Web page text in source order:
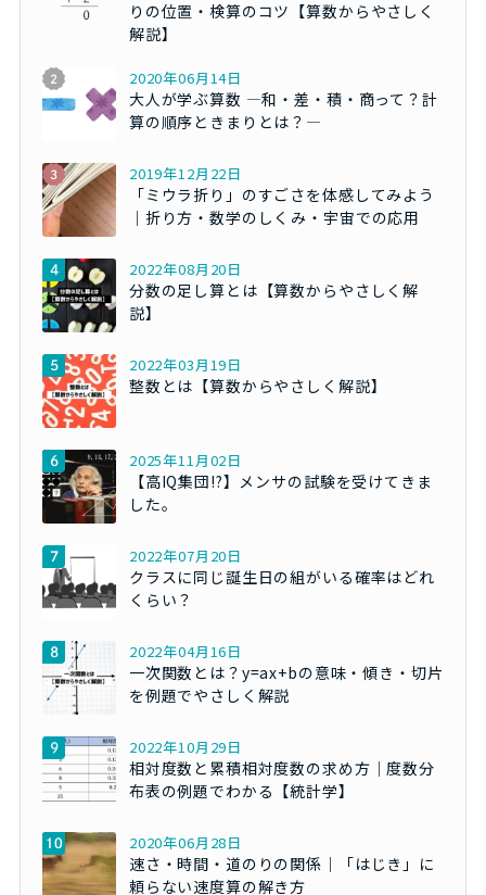
りの位置・検算のコツ【算数からやさしく
解説】
2020年06月14日
大人が学ぶ算数 ―和・差・積・商って？計
算の順序ときまりとは？―
2019年12月22日
「ミウラ折り」のすごさを体感してみよう
｜折り方・数学のしくみ・宇宙での応用
2022年08月20日
分数の足し算とは【算数からやさしく解
説】
2022年03月19日
整数とは【算数からやさしく解説】
2025年11月02日
【高IQ集団!?】メンサの試験を受けてきま
した。
2022年07月20日
クラスに同じ誕生日の組がいる確率はどれ
くらい？
2022年04月16日
一次関数とは？y=ax+bの意味・傾き・切片
を例題でやさしく解説
2022年10月29日
相対度数と累積相対度数の求め方｜度数分
布表の例題でわかる【統計学】
2020年06月28日
速さ・時間・道のりの関係｜「はじき」に
頼らない速度算の解き方